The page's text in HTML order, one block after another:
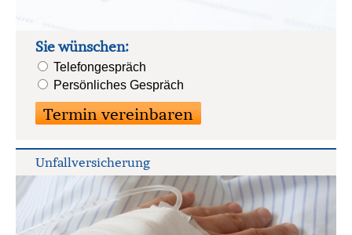
Sie wün­schen:
Tele­fon­ge­spräch
Persönliches Gespräch
Unfall­ver­si­che­rung